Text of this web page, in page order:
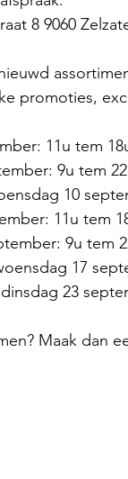
8 9060
promoties,
11u tem
9u tem
10
11u tem
9u tem
17
23
Maak dan